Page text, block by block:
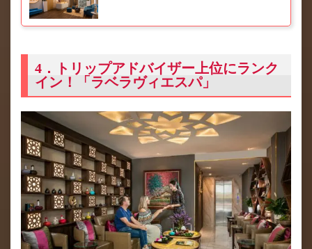
4．トリップアドバイザー上位にランク
イン！「ラベラヴィエスパ」